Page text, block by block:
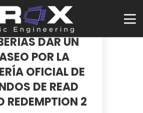
BUSCAS EL
PERFECTO
DAR UN
POR LA
OFICIAL DE
DE READ
REDEMPTION 2